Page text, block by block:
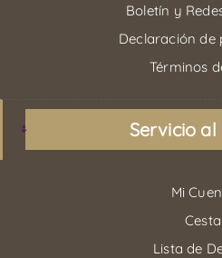
Boletín y
Declaración de
Términos
Servicio al
Mi
Cesta
Lista de